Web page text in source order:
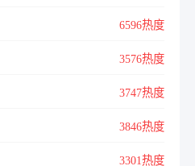
6596热度
3576热度
3747热度
3846热度
3301热度